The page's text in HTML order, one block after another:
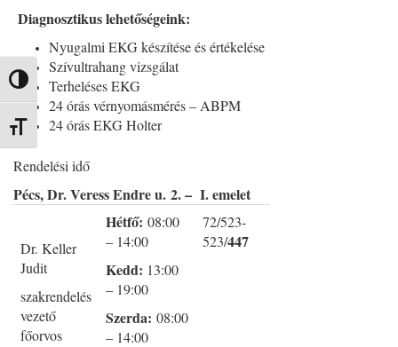
Nagy kontraszt váltása
Betűméret váltása
Diagnosztikus lehetőségeink:
Nyugalmi EKG készítése és értékelése
Szívultrahang vizsgálat
Terheléses EKG
24 órás vérnyomásmérés – ABPM
24 órás EKG Holter
Rendelési idő
Pécs, Dr. Veress Endre u. 2. – I. emelet
Dr. Keller
Judit
szakrendelés
vezető
főorvos
Hétfő: 08:00
– 14:00
Kedd: 13:00
– 19:00
Szerda: 08:00
– 14:00
72/523-
523/447